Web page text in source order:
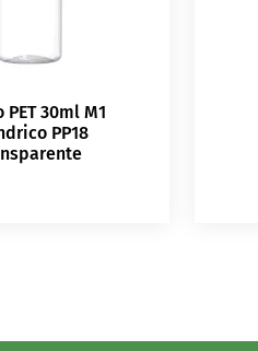
PET 30ml M1
PP18